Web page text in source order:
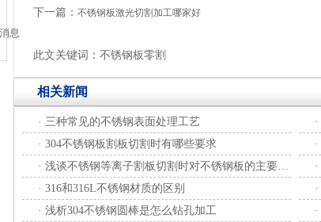
下一篇： 不锈钢板激光切割加工哪家好
此文关键词：不锈钢板零割
相关新闻
· 三种常见的不锈钢表面处理工艺 ·
· 304不锈钢板割板切割时有哪些要求 ·
· 浅谈不锈钢等离子割板切割时对不锈钢板的主要要求 ·
· 316和316L不锈钢材质的区别 ·
· 浅析304不锈钢圆棒是怎么钻孔加工 ·